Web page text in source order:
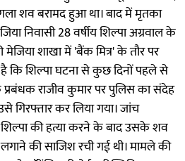
शव बरामद हुआ था। बाद में मृतका
निवासी 28 वर्षीय शिल्पा अग्रवाल के
शाखा में 'बैंक मित्र' के तौर पर
है कि शिल्पा घटना से कुछ दिनों पहले से
राजीव कुमार पर पुलिस का संदेह
गिरफ्तार कर लिया गया। जांच
की हत्या करने के बाद उसके शव
की साजिश रची गई थी। मामले की